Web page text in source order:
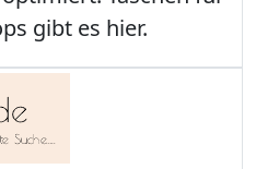
gibt es hier.